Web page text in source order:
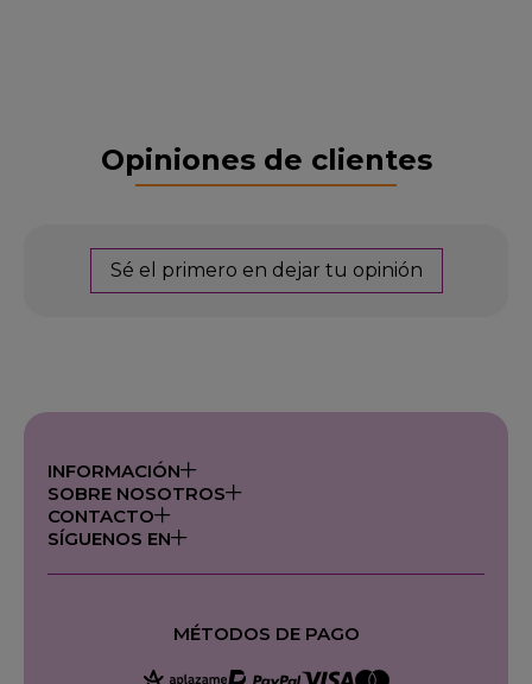
Opiniones de clientes
Sé el primero en dejar tu opinión
INFORMACIÓN
SOBRE NOSOTROS
CONTACTO
SÍGUENOS EN
MÉTODOS DE PAGO